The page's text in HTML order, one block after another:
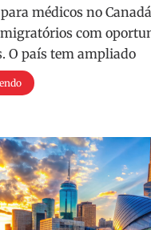
médicos no
com
O país tem ampliado